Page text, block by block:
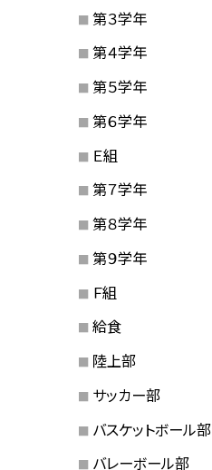
第３学年
第４学年
第５学年
第６学年
Ｅ組
第７学年
第８学年
第９学年
Ｆ組
給食
陸上部
サッカー部
バスケットボール部
バレーボール部